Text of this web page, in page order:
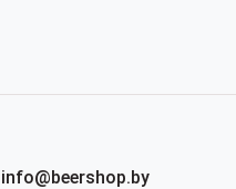
info@beershop.by